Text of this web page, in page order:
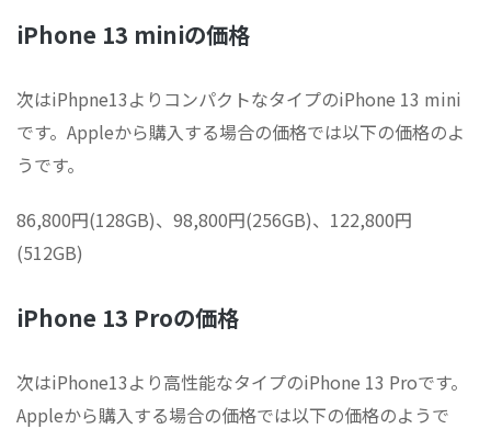
iPhone 13 miniの価格
次はiPhpne13よりコンパクトなタイプのiPhone 13 mini
です。Appleから購入する場合の価格では以下の価格のよ
うです。
86,800円(128GB)、98,800円(256GB)、122,800円
(512GB)
iPhone 13 Proの価格
次はiPhone13より高性能なタイプのiPhone 13 Proです。
Appleから購入する場合の価格では以下の価格のようで